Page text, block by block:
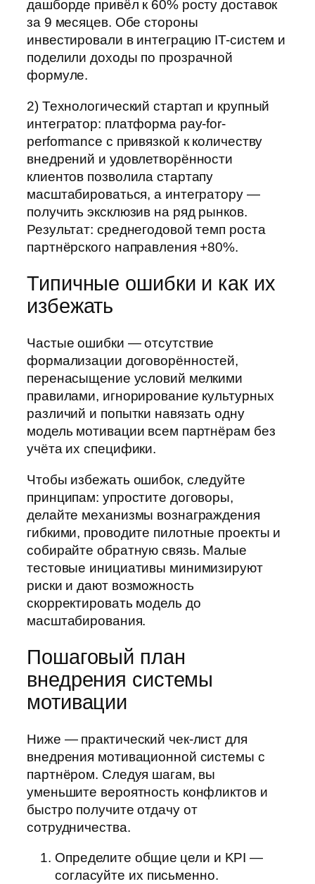
дашборде привёл к 60% росту доставок
за 9 месяцев. Обе стороны
инвестировали в интеграцию IT-систем и
поделили доходы по прозрачной
формуле.
2) Технологический стартап и крупный
интегратор: платформа pay-for-
performance с привязкой к количеству
внедрений и удовлетворённости
клиентов позволила стартапу
масштабироваться, а интегратору —
получить эксклюзив на ряд рынков.
Результат: среднегодовой темп роста
партнёрского направления +80%.
Типичные ошибки и как их
избежать
Частые ошибки — отсутствие
формализации договорённостей,
перенасыщение условий мелкими
правилами, игнорирование культурных
различий и попытки навязать одну
модель мотивации всем партнёрам без
учёта их специфики.
Чтобы избежать ошибок, следуйте
принципам: упростите договоры,
делайте механизмы вознаграждения
гибкими, проводите пилотные проекты и
собирайте обратную связь. Малые
тестовые инициативы минимизируют
риски и дают возможность
скорректировать модель до
масштабирования.
Пошаговый план
внедрения системы
мотивации
Ниже — практический чек-лист для
внедрения мотивационной системы с
партнёром. Следуя шагам, вы
уменьшите вероятность конфликтов и
быстро получите отдачу от
сотрудничества.
Определите общие цели и KPI —
согласуйте их письменно.